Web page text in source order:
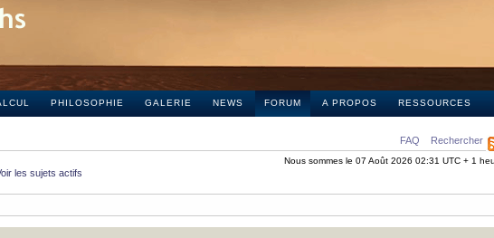
PHILOSOPHIE GALERIE NEWS FORUM A PROPOS RESSOURCES
FAQ Rechercher
Nous sommes le 07 Août 2026 02:31 UTC + 1
les sujets actifs